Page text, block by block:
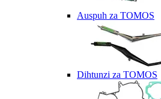
Auspuh za TOMOS
Dihtunzi za TOMOS